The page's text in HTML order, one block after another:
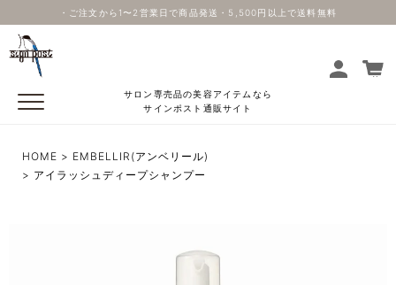
・ご注文から1〜2営業日で商品発送・5,500円以上で送料無料
サロン専売品の美容アイテムなら
サインポスト通販サイト
HOME
EMBELLIR(アンベリール)
アイラッシュディープシャンプー